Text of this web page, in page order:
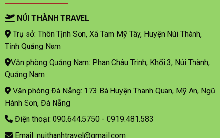
NÚI THÀNH TRAVEL
Trụ sở: Thôn Tịnh Sơn, Xã Tam Mỹ Tây, Huyện Núi Thành,
Tỉnh Quảng Nam
Văn phòng Quảng Nam: Phan Châu Trinh, Khối 3, Núi Thành,
Quảng Nam
Văn phòng Đà Nẵng: 173 Bà Huyện Thanh Quan, Mỹ An, Ngũ
Hành Sơn, Đà Nẵng
Điện thoại: 090.644.5750 - 0919.481.583
Email: nuithanhtravel@gmail.com